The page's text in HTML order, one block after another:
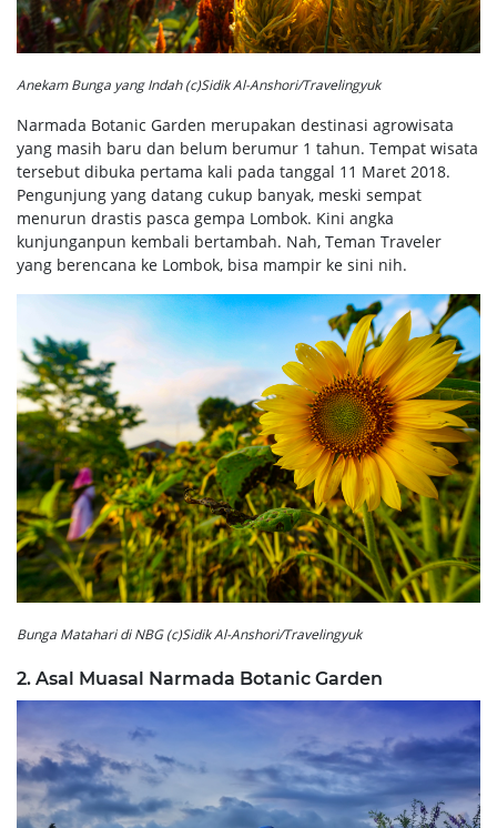
Anekam Bunga yang Indah (c)Sidik Al-Anshori/Travelingyuk
Narmada Botanic Garden merupakan destinasi agrowisata
yang masih baru dan belum berumur 1 tahun. Tempat wisata
tersebut dibuka pertama kali pada tanggal 11 Maret 2018.
Pengunjung yang datang cukup banyak, meski sempat
menurun drastis pasca gempa Lombok. Kini angka
kunjunganpun kembali bertambah. Nah, Teman Traveler
yang berencana ke Lombok, bisa mampir ke sini nih.
Bunga Matahari di NBG (c)Sidik Al-Anshori/Travelingyuk
2. Asal Muasal Narmada Botanic Garden